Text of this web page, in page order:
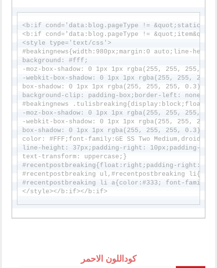
<b:if cond='data:blog.pageType !=
<b:if cond='data:blog.pageType !=
<style type='text/css'>
#beakingnews{width:980px;margin:0 auto;line-
background: #fff;
-moz-box-shadow: 0 1px 1px rgba(255, 255,
-webkit-box-shadow: 0 1px 1px rgba(255, 255,
box-shadow: 0 1px 1px rgba(255, 255, 255, 0.3)
background-clip: padding-box;border-left:
#beakingnews
-moz-box-shadow: 0 1px 1px rgba(255, 255,
-webkit-box-shadow: 0 1px 1px rgba(255, 255,
box-shadow: 0 1px 1px rgba(255, 255, 255, 0.3)
color: #FFF;font-family:GE SS Two
line-height: 37px;padding-right: 10px;padding-
text-transform: uppercase;}
#recentpostbreaking{float:right;padding-right:
#recentpostbreaking ul,#recentpostbreaking
#recentpostbreaking li a{color:#333; font-
كوداللون الاحمر